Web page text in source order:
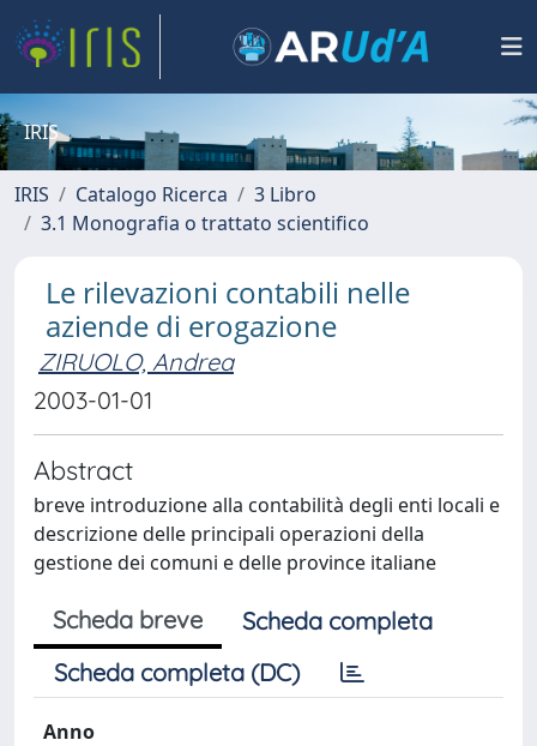
IRIS
IRIS Catalogo Ricerca
3 Libro
3.1 Monografia o trattato scientifico
Le rilevazioni contabili nelle
aziende di erogazione
ZIRUOLO, Andrea
2003-01-01
Abstract
breve introduzione alla contabilità degli enti locali e
descrizione delle principali operazioni della
gestione dei comuni e delle province italiane
Scheda breve
Scheda completa
Scheda completa (DC)
Anno